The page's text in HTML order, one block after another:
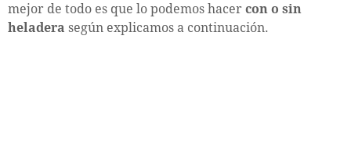
mejor de todo es que lo podemos hacer con o sin
heladera según explicamos a continuación.